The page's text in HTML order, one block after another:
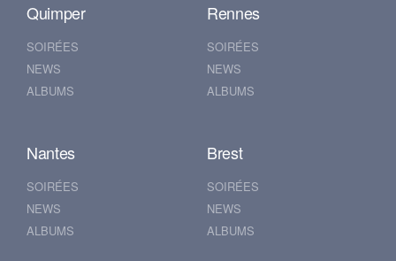
Quimper
SOIRÉES
NEWS
ALBUMS
Rennes
SOIRÉES
NEWS
ALBUMS
Nantes
SOIRÉES
NEWS
ALBUMS
Brest
SOIRÉES
NEWS
ALBUMS